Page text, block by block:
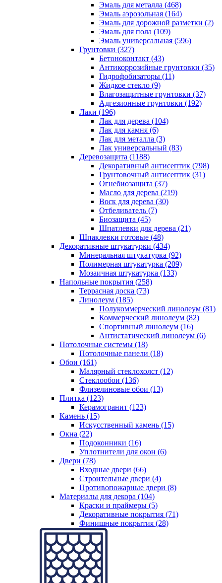
Эмаль для металла (468)
Эмаль аэрозольная (164)
Эмаль для дорожной разметки (2)
Эмаль для пола (109)
Эмаль универсальная (596)
Грунтовки (327)
Бетоноконтакт (43)
Антикоррозийные грунтовки (35)
Гидрофобизаторы (11)
Жидкое стекло (9)
Влагозащитные грунтовки (37)
Адгезионные грунтовки (192)
Лаки (196)
Лак для дерева (104)
Лак для камня (6)
Лак для металла (3)
Лак универсальный (83)
Деревозащита (1188)
Декоративный антисептик (798)
Грунтовочный антисептик (31)
Огнебиозащита (37)
Масло для дерева (219)
Воск для дерева (30)
Отбеливатель (7)
Биозащита (45)
Шпатлевки для дерева (21)
Шпаклевки готовые (48)
Декоративные штукатурки (434)
Минеральная штукатурка (92)
Полимерная штукатурка (209)
Мозаичная штукатурка (133)
Напольные покрытия (258)
Террасная доска (73)
Линолеум (185)
Полукоммерческий линолеум (81)
Коммерческий линолеум (82)
Спортивный линолеум (16)
Антистатический линолеум (6)
Потолочные системы (18)
Потолочные панели (18)
Обои (161)
Малярный стеклохолст (12)
Стеклообои (136)
Флизелиновые обои (13)
Плитка (123)
Керамогранит (123)
Камень (15)
Искусственный камень (15)
Окна (22)
Подоконники (16)
Уплотнители для окон (6)
Двери (78)
Входные двери (66)
Строительные двери (4)
Противопожарные двери (8)
Материалы для декора (104)
Краски и праймеры (5)
Декоративные покрытия (71)
Финишные покрытия (28)